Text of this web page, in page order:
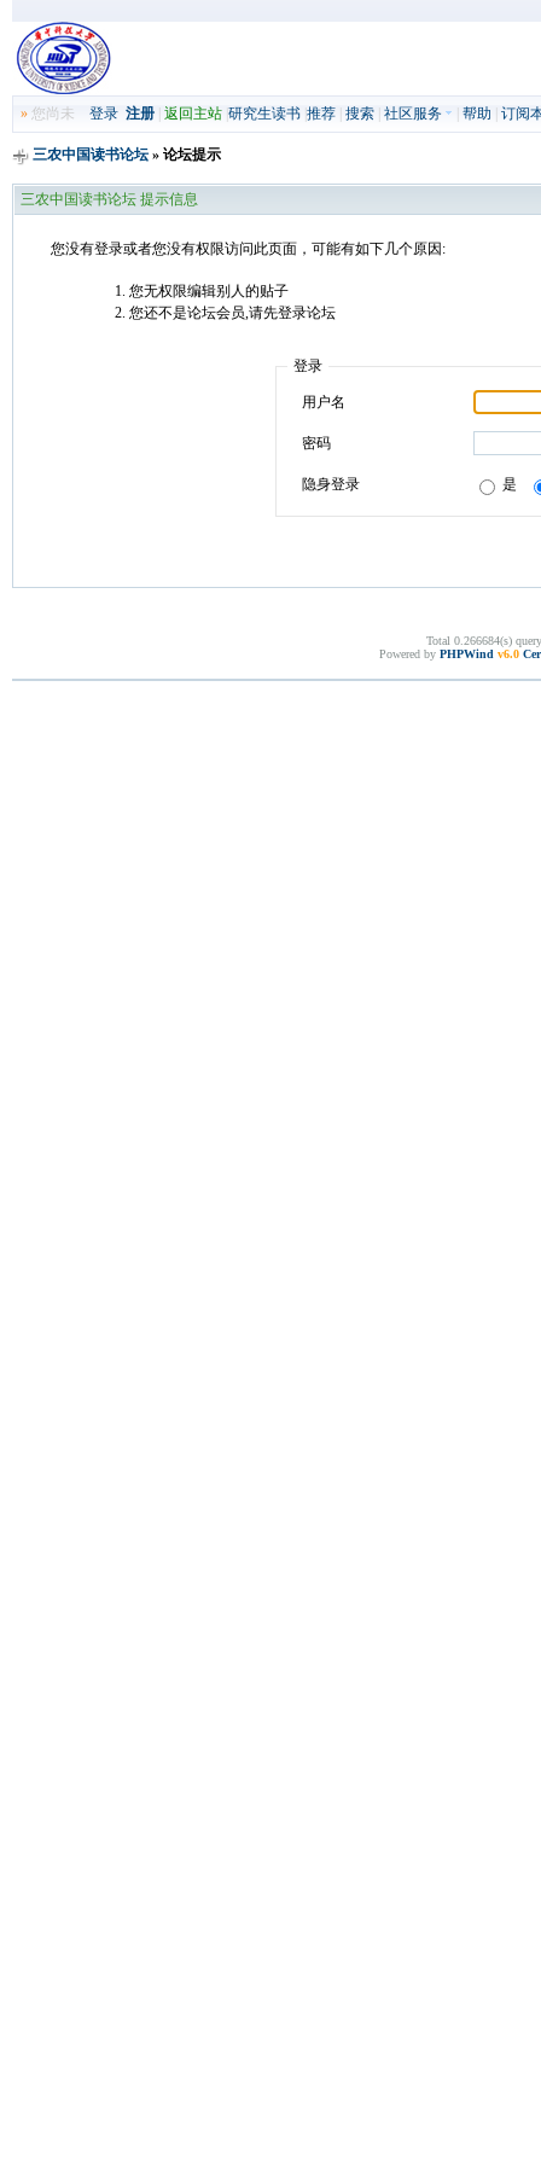
»您尚未 登录 注册| 返回主站| 研究生读书| 推荐| 搜索| 社区服务 帮助 订阅
三农中国读书论坛» 论坛提示
三农中国读书论坛 提示信息
您没有登录或者您没有权限访问此页面，可能有如下几个原因:
您无权限编辑别人的贴子
您还不是论坛会员,请先登录论坛
登录
用户名
密码
隐身登录 是
Total 0.266684(s)
Powered by PHPWind v6.0